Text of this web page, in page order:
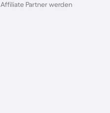
Affiliate Partner werden